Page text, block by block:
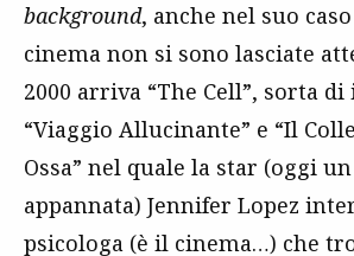
background, anche nel suo
cinema non si sono lasciate
2000 arriva “The Cell”, sorta
“Viaggio Allucinante” e “Il
Ossa” nel quale la star (oggi un
appannata) Jennifer Lopez
psicologa (è il cinema…) che